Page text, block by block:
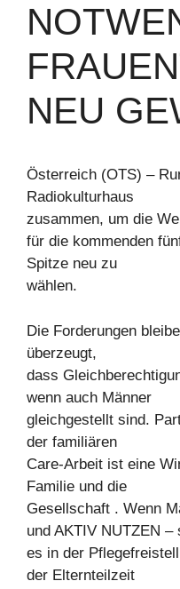
NEU
Österreich (OTS) –
Radiokulturhaus
zusammen, um die
für die kommenden
Spitze neu zu
wählen.
Die Forderungen
überzeugt,
dass
wenn auch Männer
gleichgestellt sind.
der familiären
Care-Arbeit ist eine
Familie und die
Gesellschaft . Wenn
und AKTIV NUTZEN –
es in der
der Elternteilzeit